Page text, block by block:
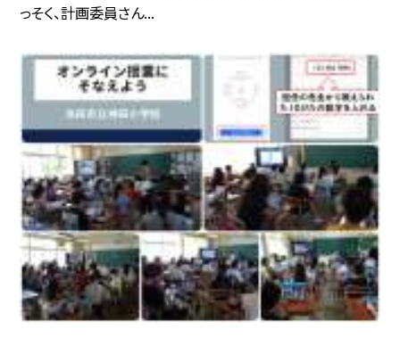
っそく、計画委員さん...